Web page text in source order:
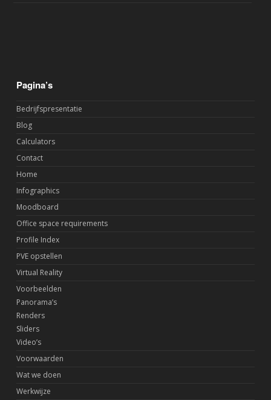
Pagina’s
Bedrijfspresentatie
Blog
Calculators
Contact
Home
Infographics
Moodboard
Office space requirements
Profile Index
PVE opstellen
Virtual Reality
Voorbeelden
Panorama’s
Renders
Sliders
Video’s
Voorwaarden
Wat we doen
Werkwijze